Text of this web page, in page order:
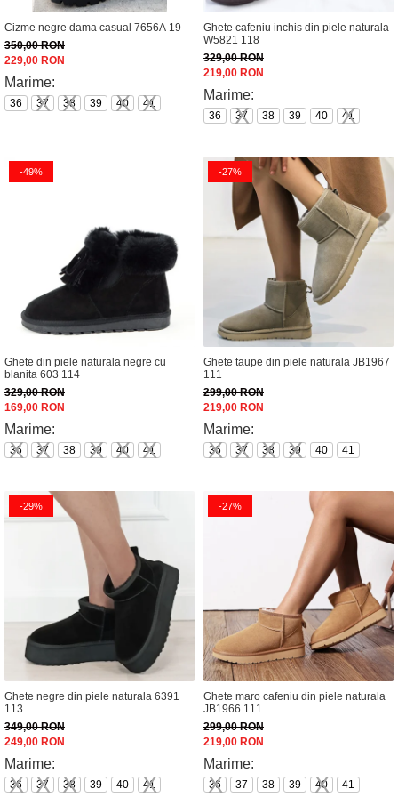
Incaltamine primavara-vara piele
Imbracaminte
Camasi si topuri
Blugi si pantaloni
Fuste
Salopete
Cizme negre dama casual 7656A 19
350,00 RON
229,00 RON
Marime:
36 37 38 39 40 41
Ghete cafeniu inchis din piele naturala
W5821 118
329,00 RON
219,00 RON
Marime:
36 37 38 39 40 41
-49%
Ghete din piele naturala negre cu
blanita 603 114
329,00 RON
169,00 RON
Marime:
36 37 38 39 40 41
-27%
Ghete taupe din piele naturala JB1967
111
299,00 RON
219,00 RON
Marime:
36 37 38 39 40 41
-29%
Ghete negre din piele naturala 6391
113
349,00 RON
249,00 RON
Marime:
36 37 38 39 40 41
-27%
Ghete maro cafeniu din piele naturala
JB1966 111
299,00 RON
219,00 RON
Marime:
36 37 38 39 40 41